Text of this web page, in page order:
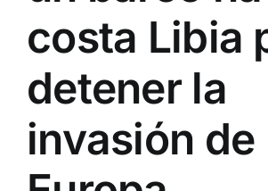
costa Libia
detener la
invasión de